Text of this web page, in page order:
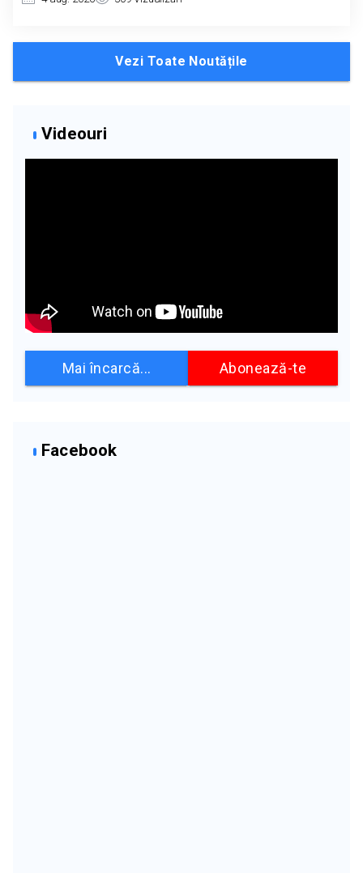
Vezi Toate Noutățile
Videouri
Mai încarcă... Abonează-te
Facebook